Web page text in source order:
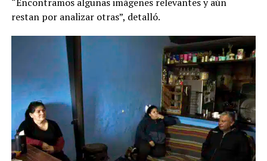
restan por analizar otras”, detalló.